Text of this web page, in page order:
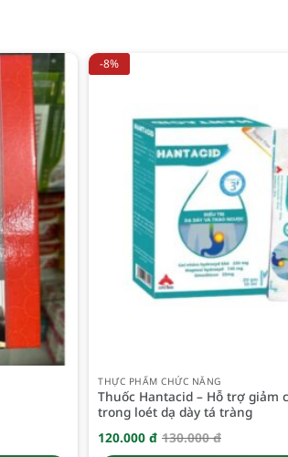
-8%
THỰC PHẨM CHỨC NĂNG
Thuốc Hantacid – Hỗ trợ giảm
trong loét dạ dày tá tràng
130.000đ
Giá
120.000 đ
Giá